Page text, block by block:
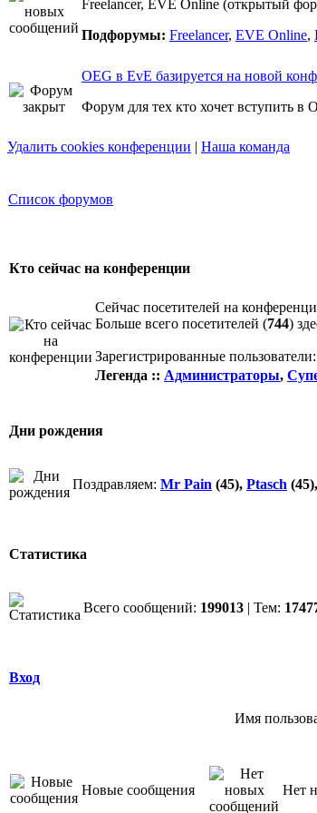
Freelancer, EVE Online (открытый
Подфорумы: Freelancer, EVE Online,
OEG в EvE базируется на новой
Форум для тех кто хочет вступить в
Удалить cookies конференции | Наша команда
Список форумов
Кто сейчас на конференции
Сейчас посетителей на
Больше всего посетителей (744)
Зарегистрированные
Легенда :: Администраторы,
Дни рождения
Поздравляем: Mr Pain (45), Ptasch (45),
Статистика
Всего сообщений: 199013 | Тем:
Вход
Имя
Новые сообщения Нет